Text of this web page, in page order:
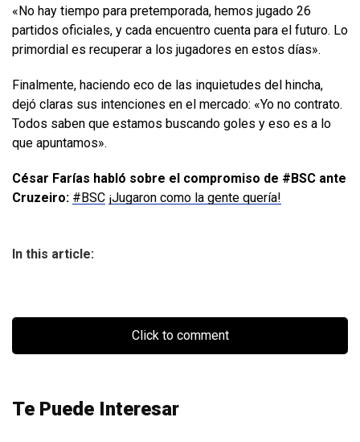
«No hay tiempo para pretemporada, hemos jugado 26
partidos oficiales, y cada encuentro cuenta para el futuro. Lo
primordial es recuperar a los jugadores en estos días».
Finalmente, haciendo eco de las inquietudes del hincha,
dejó claras sus intenciones en el mercado: «Yo no contrato.
Todos saben que estamos buscando goles y eso es a lo
que apuntamos».
César Farías habló sobre el compromiso de #BSC ante
Cruzeiro: #BSC ¡Jugaron como la gente quería!
In this article:
Click to comment
Te Puede Interesar